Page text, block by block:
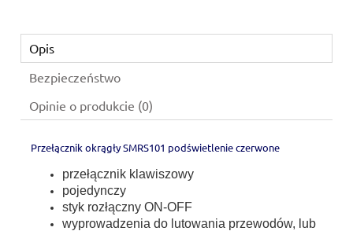
Opis
Bezpieczeństwo
Opinie o produkcie (0)
Przełącznik okrągły SMRS101 podświetlenie czerwone
przełącznik klawiszowy
pojedynczy
styk rozłączny ON-OFF
wyprowadzenia do lutowania przewodów, lub